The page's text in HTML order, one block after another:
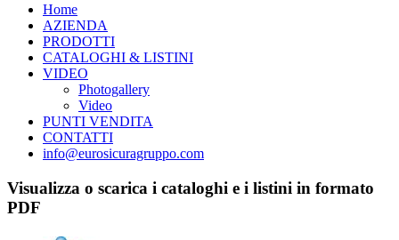
Home
AZIENDA
PRODOTTI
CATALOGHI & LISTINI
VIDEO
Photogallery
Video
PUNTI VENDITA
CONTATTI
info@eurosicuragruppo.com
Visualizza o scarica i cataloghi e i listini in formato
PDF